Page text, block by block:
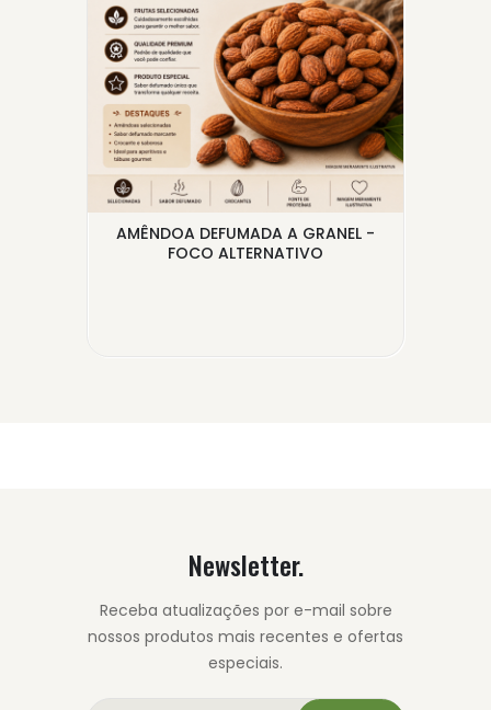
AMÊNDOA DEFUMADA A GRANEL -
FOCO ALTERNATIVO
Newsletter.
Receba atualizações por e-mail sobre
nossos produtos mais recentes e ofertas
especiais.